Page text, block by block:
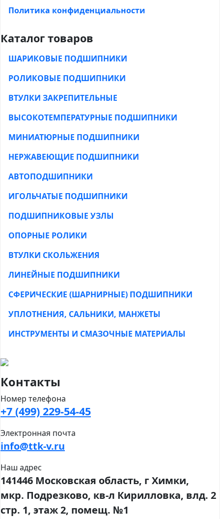
Политика конфиденциальности
Каталог товаров
ШАРИКОВЫЕ ПОДШИПНИКИ
РОЛИКОВЫЕ ПОДШИПНИКИ
ВТУЛКИ ЗАКРЕПИТЕЛЬНЫЕ
ВЫСОКОТЕМПЕРАТУРНЫЕ ПОДШИПНИКИ
МИНИАТЮРНЫЕ ПОДШИПНИКИ
НЕРЖАВЕЮЩИЕ ПОДШИПНИКИ
АВТОПОДШИПНИКИ
ИГОЛЬЧАТЫЕ ПОДШИПНИКИ
ПОДШИПНИКОВЫЕ УЗЛЫ
ОПОРНЫЕ РОЛИКИ
ВТУЛКИ СКОЛЬЖЕНИЯ
ЛИНЕЙНЫЕ ПОДШИПНИКИ
СФЕРИЧЕСКИЕ (ШАРНИРНЫЕ) ПОДШИПНИКИ
УПЛОТНЕНИЯ, САЛЬНИКИ, МАНЖЕТЫ
ИНСТРУМЕНТЫ И СМАЗОЧНЫЕ МАТЕРИАЛЫ
Контакты
Номер телефона
+7 (499) 229-54-45
Электронная почта
info@ttk-v.ru
Наш адрес
141446 Московская область, г Химки,
мкр. Подрезково, кв-л Кирилловка, влд. 2
стр. 1, этаж 2, помещ. №1